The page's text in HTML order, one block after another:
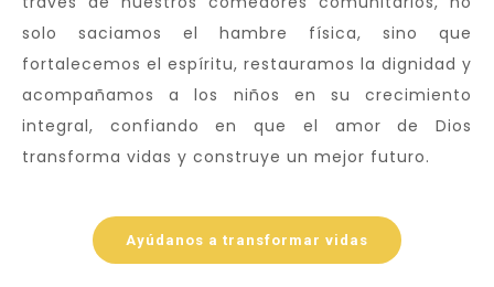
solo saciamos el hambre física, sino que
fortalecemos el espíritu, restauramos la dignidad y
acompañamos a los niños en su crecimiento
integral, confiando en que el amor de Dios
transforma vidas y construye un mejor futuro.
Ayúdanos a transformar vidas